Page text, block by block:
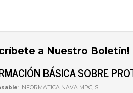
a Nuestro Boletín!
BÁSICA SOBRE
: INFORMATICA NAVA MPC, S.L.